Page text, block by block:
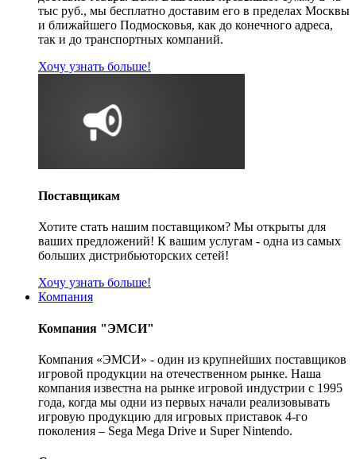
тыс руб., мы бесплатно доставим его в пределах Москвы
и ближайшего Подмосковья, как до конечного адреса,
так и до транспортных компаний.
Хочу узнать больше!
Поставщикам
Хотите стать нашим поставщиком? Мы открыты для
ваших предложений! К вашим услугам - одна из самых
больших дистрибьюторских сетей!
Хочу узнать больше!
Компания
Компания "ЭМСИ"
Компания «ЭМСИ» - один из крупнейших поставщиков
игровой продукции на отечественном рынке. Наша
компания известна на рынке игровой индустрии с 1995
года, когда мы одни из первых начали реализовывать
игровую продукцию для игровых приставок 4-го
поколения – Sega Mega Drive и Super Nintendo.